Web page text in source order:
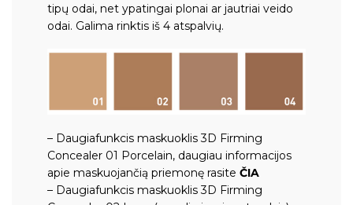
tipų odai, net ypatingai plonai ar jautriai veido
odai. Galima rinktis iš 4 atspalvių.
– Daugiafunkcis maskuoklis 3D Firming
Concealer 01 Porcelain, daugiau informacijos
apie maskuojančią priemonę rasite ČIA
– Daugiafunkcis maskuoklis 3D Firming